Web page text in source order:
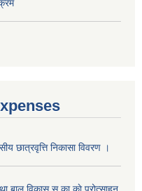
छात्रवृत्ति निकासा विवरण ।